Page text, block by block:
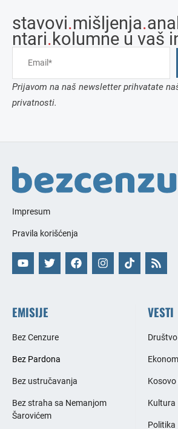
stavovi.mišljenja.
ntari.kolumne u vaš
Prijavom na naš newsletter prihvatate
privatnosti.
Impresum
Pravila korišćenja
EMISIJE
Bez Cenzure
Bez Pardona
Bez ustručavanja
Bez straha sa Nemanjom
Šarovićem
VESTI
Društvo
Kosovo
Kultura
Politika